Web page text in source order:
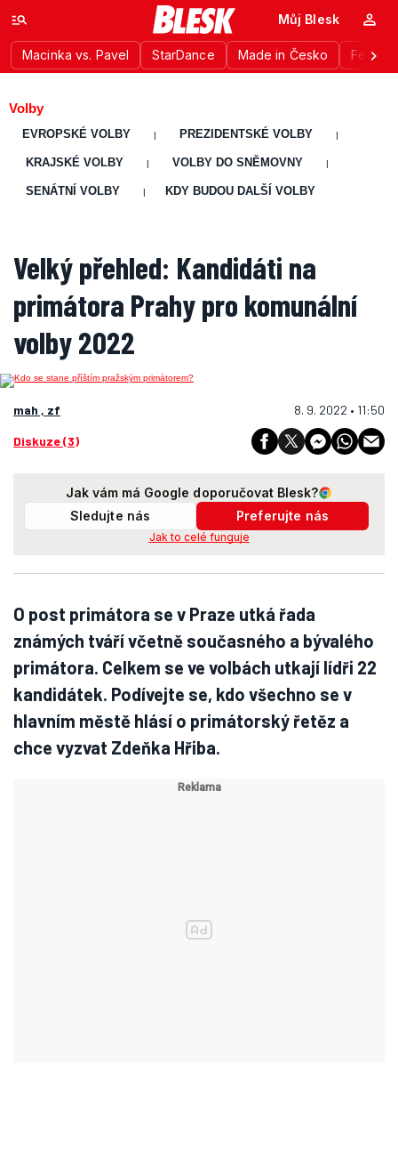
Macinka vs. Pavel StarDance Made in Česko
Můj Blesk
Volby
EVROPSKÉ VOLBY | PREZIDENTSKÉ VOLBY |
KRAJSKÉ VOLBY | VOLBY DO SNĚMOVNY |
SENÁTNÍ VOLBY | KDY BUDOU DALŠÍ VOLBY
Velký přehled: Kandidáti na
primátora Prahy pro komunální
volby 2022
mah , zf 8. 9. 2022 • 11:50
Diskuze (3)
Jak vám má Google doporučovat Blesk?
Sledujte nás
Preferujte nás
Jak to celé funguje
O post primátora se v Praze utká řada
známých tváří včetně současného a bývalého
primátora. Celkem se ve volbách utkají lídři 22
kandidátek. Podívejte se, kdo všechno se v
hlavním městě hlásí o primátorský řetěz a
chce vyzvat Zdeňka Hřiba.